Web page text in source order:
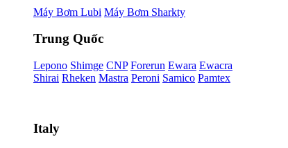
Máy Bơm Lubi Máy Bơm Sharkty
Trung Quốc
Lepono Shimge CNP Forerun Ewara Ewacra
Shirai Rheken Mastra Peroni Samico Pamtex
Italy